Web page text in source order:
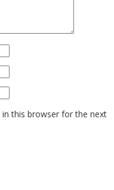
this browser for the next